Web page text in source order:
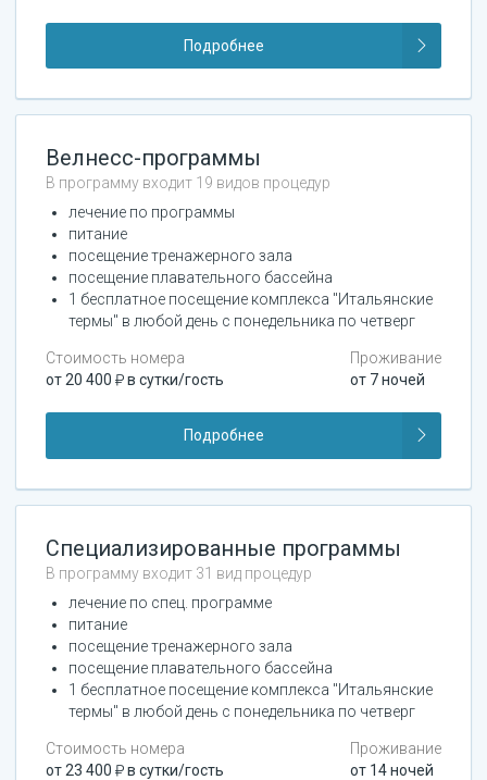
Подробнее
Велнесс-программы
В программу входит 19 видов процедур
лечение по программы
питание
посещение тренажерного зала
посещение плавательного бассейна
1 бесплатное посещение комплекса "Итальянские
термы" в любой день с понедельника по четверг
Стоимость номера
от20 400 в сутки/гость
Проживание
от 7ночей
Подробнее
Специализированные программы
В программу входит 31 вид процедур
лечение по спец. программе
питание
посещение тренажерного зала
посещение плавательного бассейна
1 бесплатное посещение комплекса "Итальянские
термы" в любой день с понедельника по четверг
Стоимость номера
от23 400 в сутки/гость
Проживание
от 14ночей